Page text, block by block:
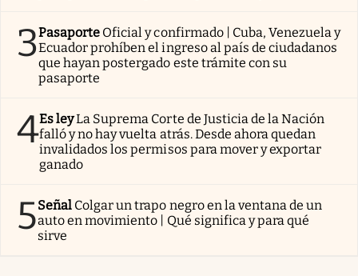
3Pasaporte Oficial y confirmado | Cuba, Venezuela y
Ecuador prohíben el ingreso al país de ciudadanos
que hayan postergado este trámite con su
pasaporte
4Es leyLa Suprema Corte de Justicia de la Nación
falló y no hay vuelta atrás. Desde ahora quedan
invalidados los permisos para mover y exportar
ganado
5Señal Colgar un trapo negro en la ventana de un
auto en movimiento | Qué significa y para qué
sirve